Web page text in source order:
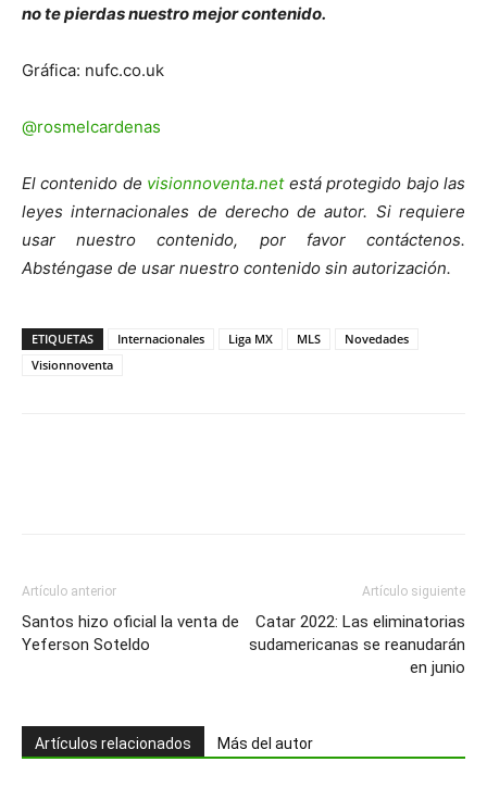
no te pierdas nuestro mejor contenido.
Gráfica: nufc.co.uk
@rosmelcardenas
El contenido de visionnoventa.netestá protegido bajo las
leyes internacionales de derecho de autor. Si requiere
usar nuestro contenido, por favor contáctenos.
Absténgase de usar nuestro contenido sin autorización.
ETIQUETAS Internacionales Liga MX MLS
Novedades
Visionnoventa
Artículo anterior
Santos hizo oficial la venta de
Yeferson Soteldo
Artículo siguiente
Catar 2022: Las eliminatorias
sudamericanas se reanudarán
en junio
Artículos relacionados Más del autor